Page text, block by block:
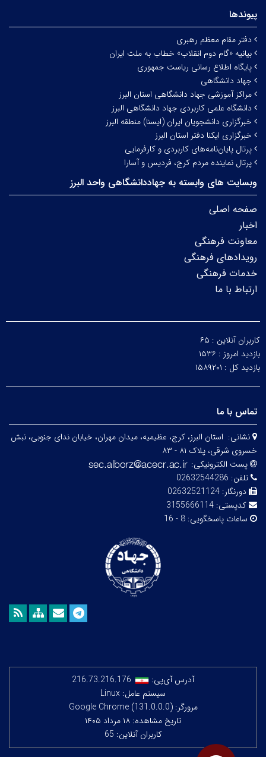
پیوندها
دفتر مقام معظم رهبری
بیانیه «گام دوم انقلاب» خطاب به ملت ایران
پایگاه اطلاع رسانی ریاست جمهوری
جهاد دانشگاهی
مراکز آموزشی جهاد دانشگاهی استان البرز
دانشگاه علمی کاربردی جهاد دانشگاهی البرز
خبرگزاری دانشجویان ایران (ایسنا) منطقه البرز
خبرگزاری ایکنا دفتر استان البرز
پرتال پایان‌نامه‌های کاربردی و کارفرمایی
پرتال نماینده مردم کرج، فردیس و آسارا
وبسایت های وابسته به جهاددانشگاهی واحد البرز
صفحه اصلی
اخبار
معاونت فرهنگی
رویدادهای فرهنگی
خدمات فرهنگی
ارتباط با ما
کاربران آنلاین : ۶۵
بازدید امروز : ۱۵۳۶
بازدید کل : ۱۵۸۹۲۰۱
تماس با ما
نشانی: استان البرز، کرج، عظیمیه، میدان مهران، خیابان ندای جنوبی، نبش
خسروی شرقی، پلاک ۸۱ - ۸۳
پست الکترونیکی:
تلفن: 02632544286
دورنگار: 02632521124
کدپستی: 3155666114
ساعات پاسخگویی: 8 - 16
آدرس آی‌پی:
216.73.216.176
سیستم عامل: Linux
مرورگر: Google Chrome (131.0.0.0)
تاریخ مشاهده: ۱۸ مرداد ۱۴۰۵
کاربران آنلاین: 65